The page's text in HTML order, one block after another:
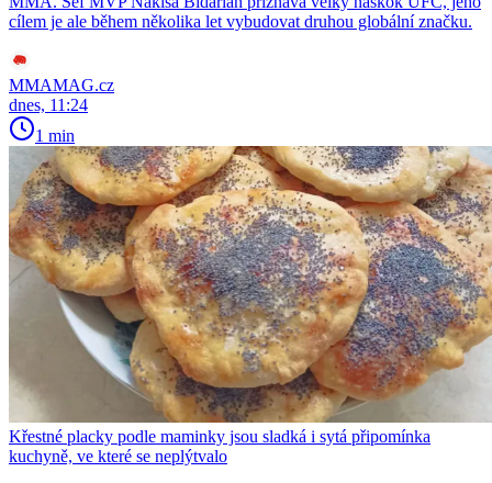
cílem je ale během několika let vybudovat druhou globální značku.
MMAMAG.cz
dnes, 11:24
1 min
Křestné placky podle maminky jsou sladká i sytá připomínka
kuchyně, ve které se neplýtvalo